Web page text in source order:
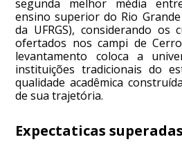
segunda melhor média
ensino superior do Rio
da UFRGS), considerando os
ofertados nos campi de
levantamento coloca a
instituições tradicionais do
qualidade acadêmica
de sua trajetória.
Expectaticas superadas